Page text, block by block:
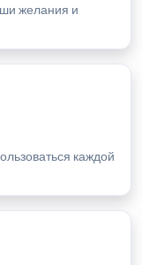
желания и
каждой